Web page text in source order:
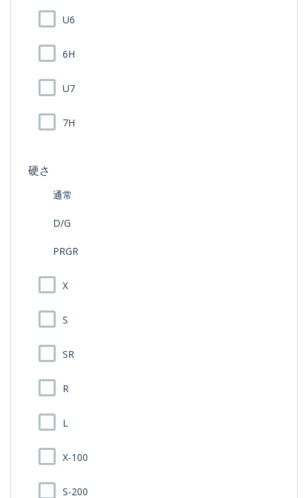
U6
6H
U7
7H
硬さ
通常
D/G
PRGR
X
S
SR
R
L
X-100
S-200